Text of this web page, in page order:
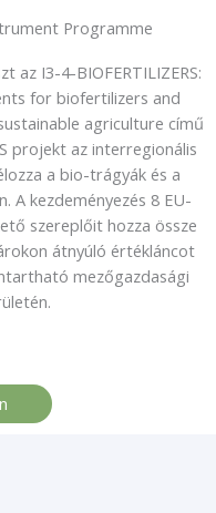
Programme
az I3-4-BIOFERTILIZERS:
for biofertilizers and
agriculture című
projekt az interregionális
a bio-trágyák és a
A kezdeményezés 8 EU-
szereplőit hozza össze
átnyúló értékláncot
mezőgazdasági